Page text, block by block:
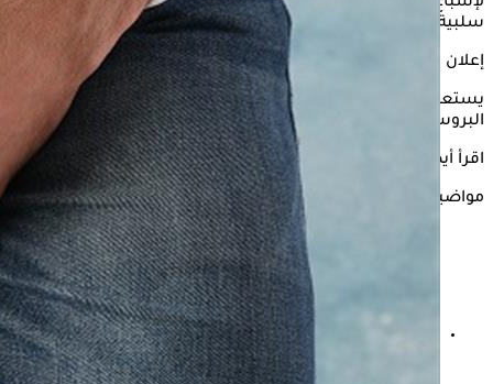
سلبية على الجسم، ولكن هل تضر بصحة البروستاتا؟
إعلان
يستعرض "الكونسلتو" في التقرير التالي، تأثير العادة السرية على
البروستاتا، وفقًا لموقع "WebMD".
اقرأ أيضًا: س & ج.. كل ما تريد معرفته عن العادة السرية
مواضيع ذات صلة
فيروس هانتا.. هل ينتقل عبر العلاقات الجنسية؟ دراسة